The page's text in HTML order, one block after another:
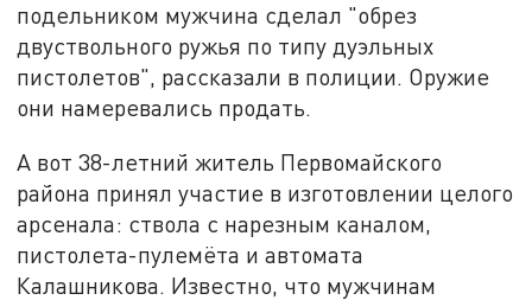
подельником мужчина сделал "обрез
двуствольного ружья по типу дуэльных
пистолетов", рассказали в полиции. Оружие
они намеревались продать.
А вот 38-летний житель Первомайского
района принял участие в изготовлении целого
арсенала: ствола с нарезным каналом,
пистолета-пулемёта и автомата
Калашникова. Известно, что мужчинам